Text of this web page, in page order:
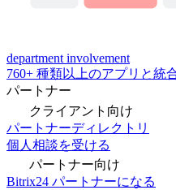
department involvement
760+ 種類以上のアプリと統
パートナー
クライアント向け
パートナーディレクトリ
個人相談を受ける
パートナー向け
Bitrix24 パートナーになる